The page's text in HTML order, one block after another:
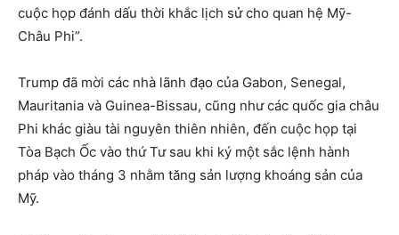
cuộc họp đánh dấu thời khắc lịch sử cho quan hệ Mỹ-
Châu Phi”.
Trump đã mời các nhà lãnh đạo của Gabon, Senegal,
Mauritania và Guinea-Bissau, cũng như các quốc gia châu
Phi khác giàu tài nguyên thiên nhiên, đến cuộc họp tại
Tòa Bạch Ốc vào thứ Tư sau khi ký một sắc lệnh hành
pháp vào tháng 3 nhằm tăng sản lượng khoáng sản của
Mỹ.